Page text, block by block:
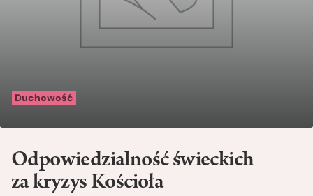
Duchowość
Odpowiedzialność świeckich
za kryzys Kościoła